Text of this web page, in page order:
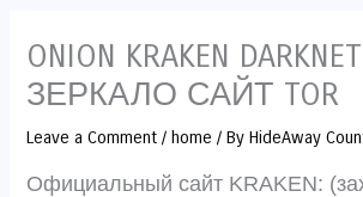
ONION KRAKEN DARKNET
ЗЕРКАЛО САЙТ TOR
Leave a Comment / home / ByHideAway
Официальный сайт KRAKEN: